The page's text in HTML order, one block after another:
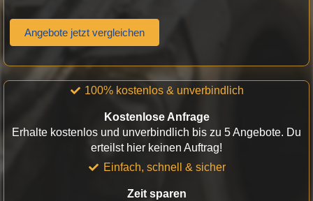
Angebote jetzt vergleichen
100% kostenlos & unverbindlich
Kostenlose Anfrage
Erhalte kostenlos und unverbindlich bis zu 5 Angebote. Du
erteilst hier keinen Auftrag!
Einfach, schnell & sicher
Zeit sparen